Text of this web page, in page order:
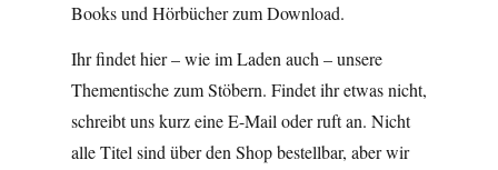
Books und Hörbücher zum Download.
Ihr findet hier – wie im Laden auch – unsere
Thementische zum Stöbern. Findet ihr etwas nicht,
schreibt uns kurz eine E-Mail oder ruft an. Nicht
alle Titel sind über den Shop bestellbar, aber wir